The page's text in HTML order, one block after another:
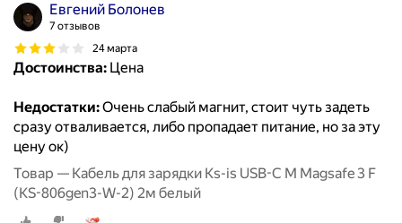
Евгений Болонев
7 отзывов
24 марта
Достоинства: Цена
Недостатки:Очень слабый магнит, стоит чуть задеть
сразу отваливается, либо пропадает питание, но за эту
цену ок)
Товар — Кабель для зарядки Ks-is USB-C M Magsafe 3 F
(KS-806gen3-W-2) 2м белый